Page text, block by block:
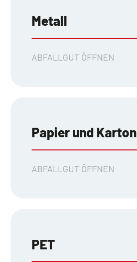
Metall
ABFALLGUT ÖFFNEN
Papier und Karton
ABFALLGUT ÖFFNEN
PET